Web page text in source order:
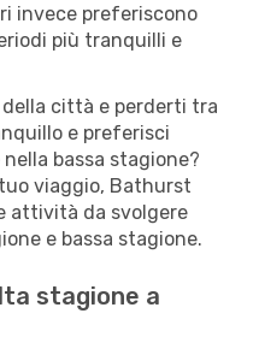
invece preferiscono
più tranquilli e
città e perderti tra
e preferisci
bassa stagione?
viaggio, Bathurst
attività da svolgere
e bassa stagione.
stagione a